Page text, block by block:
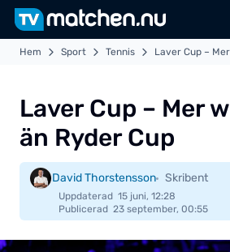
Hem Sport Tennis Laver Cup –
Laver Cup – Mer
än Ryder Cup
David Thorstensson Skribent
Uppdaterad 15 juni, 12:28
Publicerad 23 september, 00:55